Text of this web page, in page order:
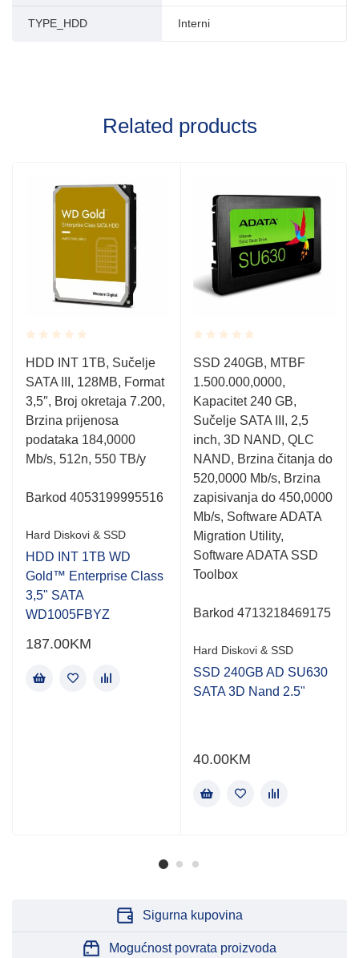
TYPE_HDD Interni
Related products
Rated
0.001
out
of
5
HDD INT 1TB, Sučelje
SATA III, 128MB, Format
3,5″, Broj okretaja 7.200,
Brzina prijenosa
podataka 184,0000
Mb/s, 512n, 550 TB/y
Barkod 4053199995516
Hard Diskovi & SSD
HDD INT 1TB WD
Gold™ Enterprise Class
3,5" SATA
WD1005FBYZ
187.00KM
Rated
0.001
out
of
5
SSD 240GB, MTBF
1.500.000,0000,
Kapacitet 240 GB,
Sučelje SATA III, 2,5
inch, 3D NAND, QLC
NAND, Brzina čitanja do
520,0000 Mb/s, Brzina
zapisivanja do 450,0000
Mb/s, Software ADATA
Migration Utility,
Software ADATA SSD
Toolbox
Barkod 4713218469175
Hard Diskovi & SSD
SSD 240GB AD SU630
SATA 3D Nand 2.5"
40.00KM
Sigurna kupovina
Mogućnost povrata proizvoda